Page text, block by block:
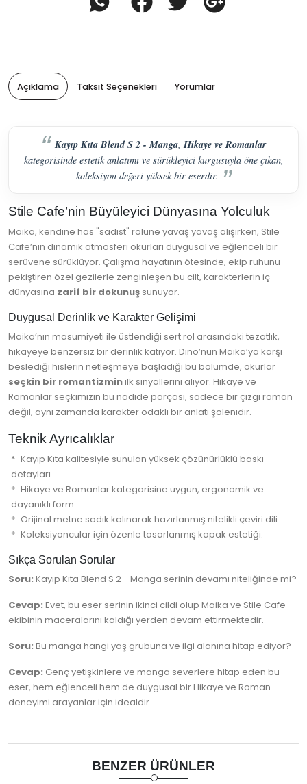
Açıklama Taksit Seçenekleri Yorumlar
Kayıp Kıta Blend S 2 - Manga,Hikaye ve Romanlar
kategorisinde estetik anlatımı ve sürükleyici kurgusuyla öne çıkan,
koleksiyon değeri yüksek bir eserdir.
Stile Cafe’nin Büyüleyici Dünyasına Yolculuk
Maika, kendine has "sadist" rolüne yavaş yavaş alışırken, Stile
Cafe’nin dinamik atmosferi okurları duygusal ve eğlenceli bir
serüvene sürüklüyor. Çalışma hayatının ötesinde, ekip ruhunu
pekiştiren özel gezilerle zenginleşen bu cilt, karakterlerin iç
dünyasına zarif bir dokunuş sunuyor.
Duygusal Derinlik ve Karakter Gelişimi
Maika’nın masumiyeti ile üstlendiği sert rol arasındaki tezatlık,
hikayeye benzersiz bir derinlik katıyor. Dino’nun Maika’ya karşı
beslediği hislerin netleşmeye başladığı bu bölümde, okurlar
seçkin bir romantizminilk sinyallerini alıyor. Hikaye ve
Romanlar seçkimizin bu nadide parçası, sadece bir çizgi roman
değil, aynı zamanda karakter odaklı bir anlatı şölenidir.
Teknik Ayrıcalıklar
Kayıp Kıta kalitesiyle sunulan yüksek çözünürlüklü baskı
detayları.
Hikaye ve Romanlar kategorisine uygun, ergonomik ve
dayanıklı form.
Orijinal metne sadık kalınarak hazırlanmış nitelikli çeviri dili.
Koleksiyoncular için özenle tasarlanmış kapak estetiği.
Sıkça Sorulan Sorular
Soru: Kayıp Kıta Blend S 2 - Manga serinin devamı niteliğinde mi?
Cevap: Evet, bu eser serinin ikinci cildi olup Maika ve Stile Cafe
ekibinin maceralarını kaldığı yerden devam ettirmektedir.
Soru: Bu manga hangi yaş grubuna ve ilgi alanına hitap ediyor?
Cevap: Genç yetişkinlere ve manga severlere hitap eden bu
eser, hem eğlenceli hem de duygusal bir Hikaye ve Roman
deneyimi arayanlar için idealdir.
BENZER ÜRÜNLER